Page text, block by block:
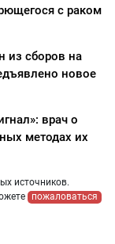
с раком
из сборов на
новое
врач о
методах их
источников.
пожаловаться